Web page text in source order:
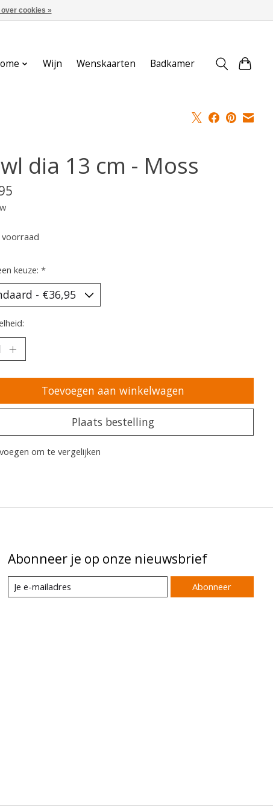
Wijn Wenskaarten Badkamer
dia 13 cm - Moss
voorraad
keuze: *
Toevoegen aan winkelwagen
Plaats bestelling
om te vergelijken
Abonneer je op onze nieuwsbrief
Abonneer
over cookies »